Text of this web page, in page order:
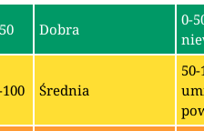
Dobra
0-
Średnia